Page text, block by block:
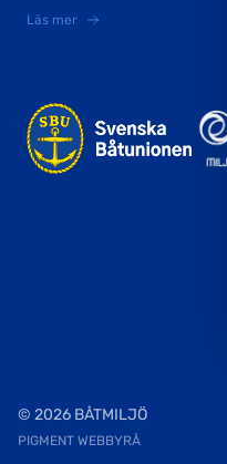
Läs mer
© 2026 BÅTMILJÖ
PIGMENT WEBBYRÅ